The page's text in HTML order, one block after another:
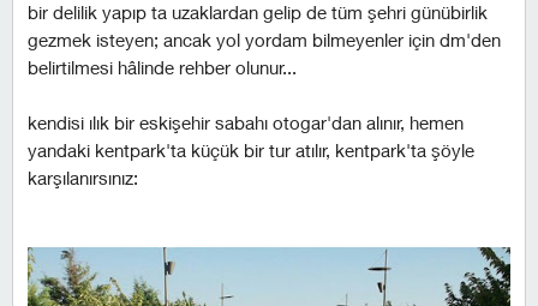
bir delilik yapıp ta uzaklardan gelip de tüm şehri günübirlik
gezmek isteyen; ancak yol yordam bilmeyenler için dm'den
belirtilmesi hâlinde rehber olunur...
kendisi ılık bir eskişehir sabahı otogar'dan alınır, hemen
yandaki kentpark'ta küçük bir tur atılır, kentpark'ta şöyle
karşılanırsınız: